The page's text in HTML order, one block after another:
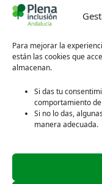
Para mejorar la
están las cookies que
almacenan.
Si das tu
comportamiento
Si no lo das,
manera adecuada.
Contacto
Síguenos en redes